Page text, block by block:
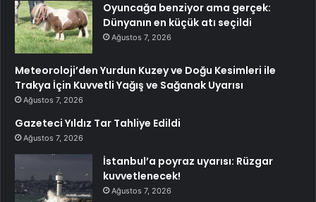
Oyuncağa benziyor ama gerçek:
Dünyanın en küçük atı seçildi
Ağustos 7, 2026
Meteoroloji’den Yurdun Kuzey ve Doğu Kesimleri ile
Trakya İçin Kuvvetli Yağış ve Sağanak Uyarısı
Ağustos 7, 2026
Gazeteci Yıldız Tar Tahliye Edildi
Ağustos 7, 2026
İstanbul’a poyraz uyarısı: Rüzgar
kuvvetlenecek!
Ağustos 7, 2026